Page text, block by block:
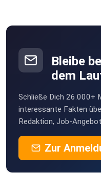
Bleibe
dem
Schließe Dich 26.000+
interessante Fakten
Redaktion, Job-
Zur